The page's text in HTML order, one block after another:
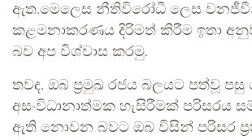
ඇත.මෙලෙස නීතිවිරෝධී ලෙස
කළමනාකරණය දිරිමත් කිරීම ඉතා
බව අප විශ්වාස කරමු.
තවද, ඔබ ප්‍රමුඛ රජය බලයට පත්වූ පසු
අසංවිධානාත්මක හැසිරීමක් පරිසරය
ඇති නොවන බවට ඔබ විසින් පරිසර